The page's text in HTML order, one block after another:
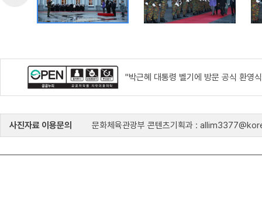
"박근혜 대통령 벨기에 방문 공식 환영
사진자료 이용문의 문화체육관광부 콘텐츠기획과 :